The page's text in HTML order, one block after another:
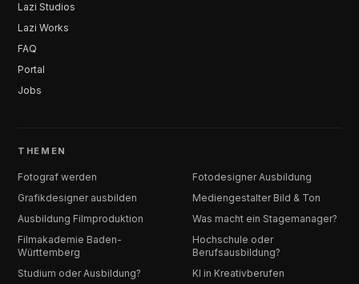
Lazi Studios
Lazi Works
FAQ
Portal
Jobs
THEMEN
Fotograf werden
Fotodesigner Ausbildung
Grafikdesigner ausbilden
Mediengestalter Bild & Ton
Ausbildung Filmproduktion
Was macht ein Stagemanager?
Filmakademie Baden-
Württemberg
Hochschule oder
Berufsausbildung?
Studium oder Ausbildung?
KI in Kreativberufen